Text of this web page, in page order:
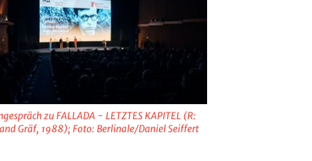
zu FALLADA - LETZTES KAPITEL (R:
Gräf, 1988); Foto: Berlinale/Daniel Seiffert